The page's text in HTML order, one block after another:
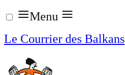
Aller
au
contenu
Menu
Le Courrier des Balkans